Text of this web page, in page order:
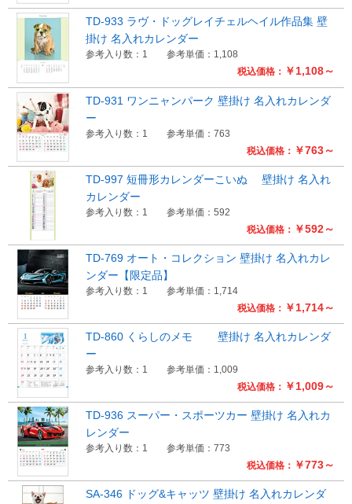
税込価格： ￥1,108～
TD-933 ラヴ・ドッグレイチェルヘイル作品集 壁
掛け 名入れカレンダー
参考入り数：1 参考単価：1,108
税込価格： ￥763～
TD-931 ワンニャンパーク 壁掛け 名入れカレンダ
ー
参考入り数：1 参考単価：763
税込価格： ￥592～
TD-997 短冊形カレンダーこいぬ 壁掛け 名入れ
カレンダー
参考入り数：1 参考単価：592
税込価格： ￥1,714～
TD-769 オート・コレクション 壁掛け 名入れカレ
ンダー【限定品】
参考入り数：1 参考単価：1,714
税込価格： ￥1,009～
TD-860 くらしのメモ 壁掛け 名入れカレンダ
ー
参考入り数：1 参考単価：1,009
税込価格： ￥773～
TD-936 スーパー・スポーツカー 壁掛け 名入れカ
レンダー
参考入り数：1 参考単価：773
SA-346 ドッグ&キャッツ 壁掛け 名入れカレンダ